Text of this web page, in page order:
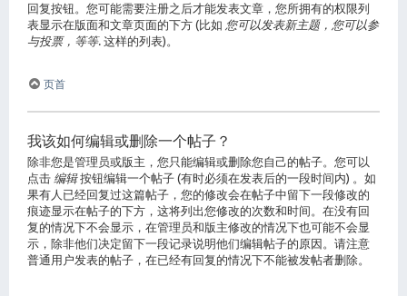
回复按钮。您可能需要注册之后才能发表文章，您所拥有的权限列
表显示在版面和文章页面的下方 (比如 您可以发表新主题，您可以参
与投票，等等. 这样的列表)。
页首
我该如何编辑或删除一个帖子？
除非您是管理员或版主，您只能编辑或删除您自己的帖子。您可以
点击 编辑按钮编辑一个帖子 (有时必须在发表后的一段时间内) 。如
果有人已经回复过这篇帖子，您的修改会在帖子中留下一段修改的
痕迹显示在帖子的下方，这将列出您修改的次数和时间。在没有回
复的情况下不会显示，在管理员和版主修改的情况下也可能不会显
示，除非他们决定留下一段记录说明他们编辑帖子的原因。请注意
普通用户发表的帖子，在已经有回复的情况下不能被发帖者删除。